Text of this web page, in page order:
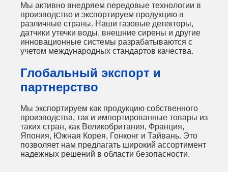
Мы активно внедряем передовые технологии в
производство и экспортируем продукцию в
различные страны. Наши газовые детекторы,
датчики утечки воды, внешние сирены и другие
инновационные системы разрабатываются с
учетом международных стандартов качества.
Глобальный экспорт и
партнерство
Мы экспортируем как продукцию собственного
производства, так и импортированные товары из
таких стран, как Великобритания, Франция,
Япония, Южная Корея, Гонконг и Тайвань. Это
позволяет нам предлагать широкий ассортимент
надежных решений в области безопасности.